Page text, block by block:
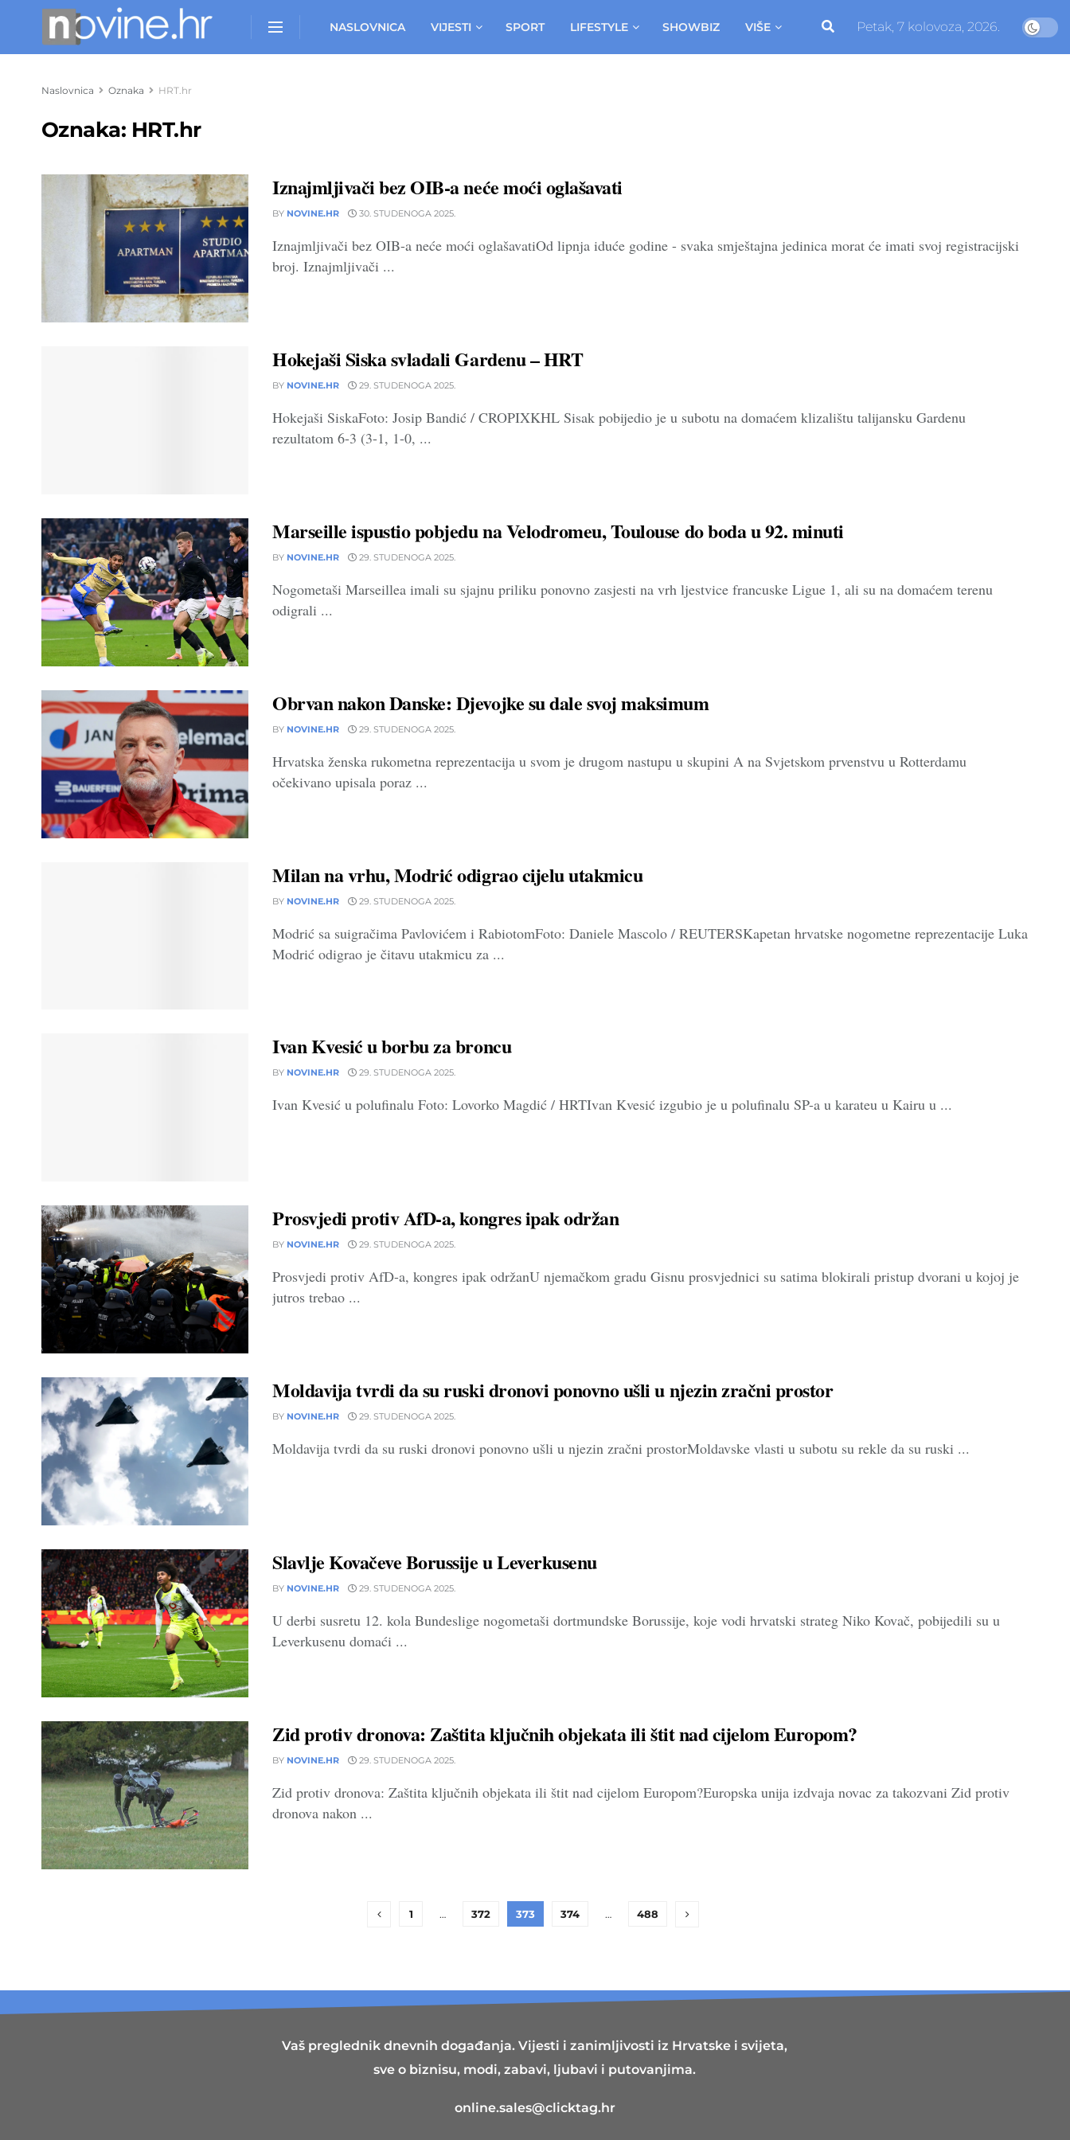
NASLOVNICA VIJESTI SPORT LIFESTYLE SHOWBIZ VIŠE Petak, 7 kolovoza, 2026.
Naslovnica Oznaka HRT.hr
Oznaka: HRT.hr
Iznajmljivači bez OIB-a neće moći oglašavati
BY NOVINE.HR 30. STUDENOGA 2025.
Iznajmljivači bez OIB-a neće moći oglašavatiOd lipnja iduće godine - svaka smještajna jedinica morat će imati svoj registracijski
broj. Iznajmljivači ...
Hokejaši Siska svladali Gardenu – HRT
BY NOVINE.HR 29. STUDENOGA 2025.
Hokejaši SiskaFoto: Josip Bandić / CROPIXKHL Sisak pobijedio je u subotu na domaćem klizalištu talijansku Gardenu
rezultatom 6-3 (3-1, 1-0, ...
Marseille ispustio pobjedu na Velodromeu, Toulouse do boda u 92. minuti
BY NOVINE.HR 29. STUDENOGA 2025.
Nogometaši Marseillea imali su sjajnu priliku ponovno zasjesti na vrh ljestvice francuske Ligue 1, ali su na domaćem terenu
odigrali ...
Obrvan nakon Danske: Djevojke su dale svoj maksimum
BY NOVINE.HR 29. STUDENOGA 2025.
Hrvatska ženska rukometna reprezentacija u svom je drugom nastupu u skupini A na Svjetskom prvenstvu u Rotterdamu
očekivano upisala poraz ...
Milan na vrhu, Modrić odigrao cijelu utakmicu
BY NOVINE.HR 29. STUDENOGA 2025.
Modrić sa suigračima Pavlovićem i RabiotomFoto: Daniele Mascolo / REUTERSKapetan hrvatske nogometne reprezentacije Luka
Modrić odigrao je čitavu utakmicu za ...
Ivan Kvesić u borbu za broncu
BY NOVINE.HR 29. STUDENOGA 2025.
Ivan Kvesić u polufinalu Foto: Lovorko Magdić / HRTIvan Kvesić izgubio je u polufinalu SP-a u karateu u Kairu u ...
Prosvjedi protiv AfD-a, kongres ipak održan
BY NOVINE.HR 29. STUDENOGA 2025.
Prosvjedi protiv AfD-a, kongres ipak održanU njemačkom gradu Gisnu prosvjednici su satima blokirali pristup dvorani u kojoj je
jutros trebao ...
Moldavija tvrdi da su ruski dronovi ponovno ušli u njezin zračni prostor
BY NOVINE.HR 29. STUDENOGA 2025.
Moldavija tvrdi da su ruski dronovi ponovno ušli u njezin zračni prostorMoldavske vlasti u subotu su rekle da su ruski ...
Slavlje Kovačeve Borussije u Leverkusenu
BY NOVINE.HR 29. STUDENOGA 2025.
U derbi susretu 12. kola Bundeslige nogometaši dortmundske Borussije, koje vodi hrvatski strateg Niko Kovač, pobijedili su u
Leverkusenu domaći ...
Zid protiv dronova: Zaštita ključnih objekata ili štit nad cijelom Europom?
BY NOVINE.HR 29. STUDENOGA 2025.
Zid protiv dronova: Zaštita ključnih objekata ili štit nad cijelom Europom?Europska unija izdvaja novac za takozvani Zid protiv
dronova nakon ...
1 … 372 373 374 … 488
Vaš preglednik dnevnih događanja. Vijesti i zanimljivosti iz Hrvatske i svijeta,
sve o biznisu, modi, zabavi, ljubavi i putovanjima.
online.sales@clicktag.hr